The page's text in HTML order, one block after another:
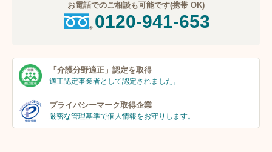
お電話でのご相談も可能です(携帯 OK)
0120-941-653
「介護分野適正」 認定を取得
適正認定事業者として認定されました。
プライバシーマーク取得企業
厳密な管理基準で個人情報をお守りします。